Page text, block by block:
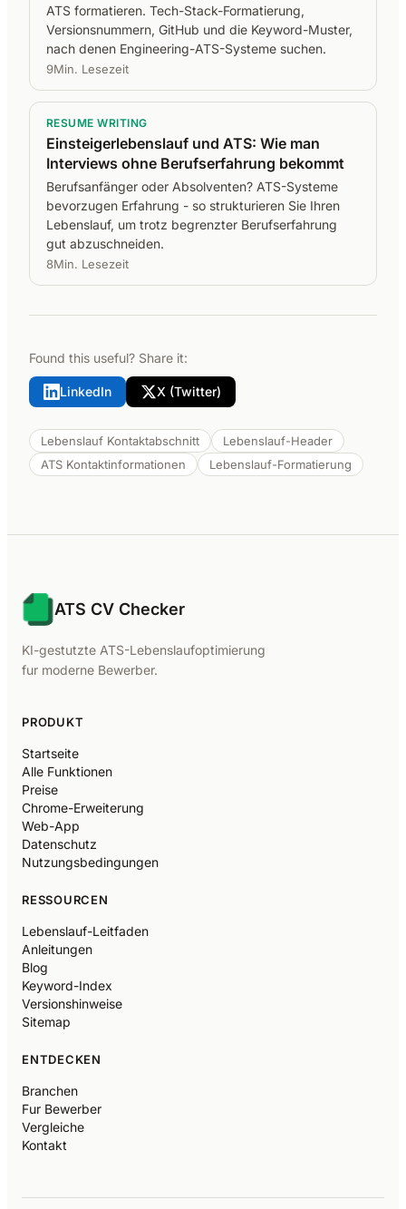
ATS formatieren. Tech-Stack-Formatierung,
Versionsnummern, GitHub und die Keyword-Muster,
nach denen Engineering-ATS-Systeme suchen.
9Min. Lesezeit
RESUME WRITING
Einsteigerlebenslauf und ATS: Wie man
Interviews ohne Berufserfahrung bekommt
Berufsanfänger oder Absolventen? ATS-Systeme
bevorzugen Erfahrung - so strukturieren Sie Ihren
Lebenslauf, um trotz begrenzter Berufserfahrung
gut abzuschneiden.
8Min. Lesezeit
Found this useful? Share it:
LinkedIn X (Twitter)
Lebenslauf Kontaktabschnitt
Lebenslauf-Header
ATS Kontaktinformationen
Lebenslauf-Formatierung
ATS CV Checker
KI-gestutzte ATS-Lebenslaufoptimierung
fur moderne Bewerber.
PRODUKT
Startseite
Alle Funktionen
Preise
Chrome-Erweiterung
Web-App
Datenschutz
Nutzungsbedingungen
RESSOURCEN
Lebenslauf-Leitfaden
Anleitungen
Blog
Keyword-Index
Versionshinweise
Sitemap
ENTDECKEN
Branchen
Fur Bewerber
Vergleiche
Kontakt